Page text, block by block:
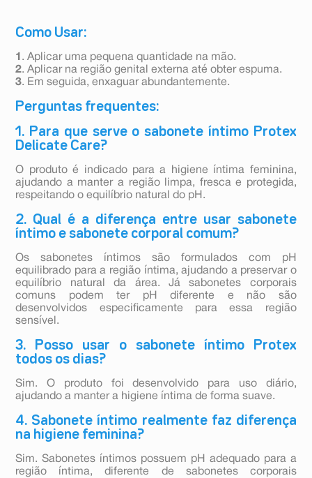
Como Usar:
1 . Aplicar uma pequena quantidade na mão.
2. Aplicar na região genital externa até obter espuma.
3. Em seguida, enxaguar abundantemente.
Perguntas frequentes:
1. Para que serve o sabonete íntimo Protex
Delicate Care?
O produto é indicado para a higiene íntima feminina,
ajudando a manter a região limpa, fresca e protegida,
respeitando o equilíbrio natural do pH.
2. Qual é a diferença entre usar sabonete
íntimo e sabonete corporal comum?
Os sabonetes íntimos são formulados com pH
equilibrado para a região íntima, ajudando a preservar o
equilíbrio natural da área. Já sabonetes corporais
comuns podem ter pH diferente e não são
desenvolvidos especificamente para essa região
sensível.
3. Posso usar o sabonete íntimo Protex
todos os dias?
Sim. O produto foi desenvolvido para uso diário,
ajudando a manter a higiene íntima de forma suave.
4. Sabonete íntimo realmente faz diferença
na higiene feminina?
Sim. Sabonetes íntimos possuem pH adequado para a
região íntima, diferente de sabonetes corporais